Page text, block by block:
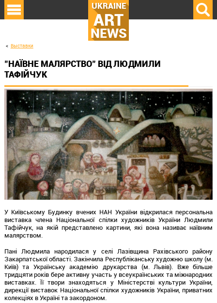
UKRAINE
ART
NEWS
Выставки
"НАЇВНЕ МАЛЯРСТВО" ВІД ЛЮДМИЛИ
ТАФІЙЧУК
У Київському Будинку вчених НАН України відкрилася персональна
виставка члена Національної спілки художників України Людмили
Тафійчук, на якій представлено картини, які вона називає наївним
малярством.
Пані Людмила народилася у селі Лазівщина Рахівського району
Закарпатської області. Закінчила Республіканську художню школу (м.
Київ) та Українську академію друкарства (м. Львів). Вже більше
тридцяти років бере активну участь у всеукраїнських та міжнародних
виставках. Її твори знаходяться у Міністерстві культури України,
дирекції виставок Національної спілки художників України, приватних
колекціях в Україні та закордоном.